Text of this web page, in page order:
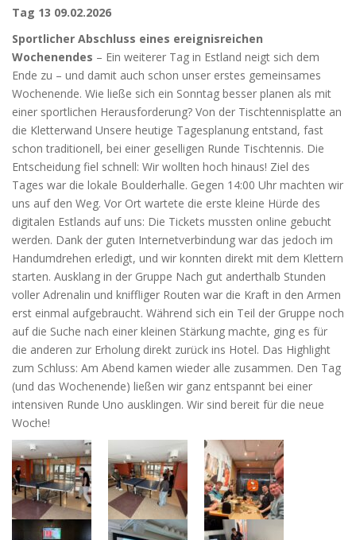
Tag 13 09.02.2026
Sportlicher Abschluss eines ereignisreichen
Wochenendes – Ein weiterer Tag in Estland neigt sich dem
Ende zu – und damit auch schon unser erstes gemeinsames
Wochenende. Wie ließe sich ein Sonntag besser planen als mit
einer sportlichen Herausforderung? Von der Tischtennisplatte an
die Kletterwand Unsere heutige Tagesplanung entstand, fast
schon traditionell, bei einer geselligen Runde Tischtennis. Die
Entscheidung fiel schnell: Wir wollten hoch hinaus! Ziel des
Tages war die lokale Boulderhalle. Gegen 14:00 Uhr machten wir
uns auf den Weg. Vor Ort wartete die erste kleine Hürde des
digitalen Estlands auf uns: Die Tickets mussten online gebucht
werden. Dank der guten Internetverbindung war das jedoch im
Handumdrehen erledigt, und wir konnten direkt mit dem Klettern
starten. Ausklang in der Gruppe Nach gut anderthalb Stunden
voller Adrenalin und kniffliger Routen war die Kraft in den Armen
erst einmal aufgebraucht. Während sich ein Teil der Gruppe noch
auf die Suche nach einer kleinen Stärkung machte, ging es für
die anderen zur Erholung direkt zurück ins Hotel. Das Highlight
zum Schluss: Am Abend kamen wieder alle zusammen. Den Tag
(und das Wochenende) ließen wir ganz entspannt bei einer
intensiven Runde Uno ausklingen. Wir sind bereit für die neue
Woche!